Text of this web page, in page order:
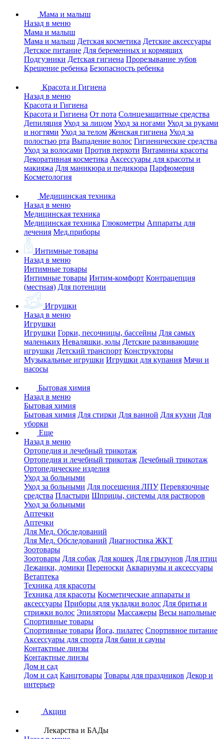
Мама и малыш
Назад в меню
Мама и малыш
Мама и малыш Детская косметика Детские аксессуары
Детское питание Для беременных и кормящих
Подгузники Детская гигиена Прорезывание зубов
Крещение ребенка Безопасность ребенка
Красота и Гигиена
Назад в меню
Красота и Гигиена
Красота и Гигиена От пота Солнцезащитные средства
Депиляция Уход за лицом Уход за ногами Уход за руками
и ногтями Уход за телом Женская гигиена Уход за
полостью рта Выпадение волос Гигиенические средства
Уход за волосами Против перхоти Витамины красоты
Декоративная косметика Аксессуары для красоты и
макияжа Для маникюра и педикюра Парфюмерия
Косметология
Медицинская техника
Назад в меню
Медицинская техника
Медицинская техника Глюкометры Аппараты для
лечения Мед.приборы
Интимные товары
Назад в меню
Интимные товары
Интимные товары Интим-комфорт Контрацепция
(местная) Для потенции
Игрушки
Назад в меню
Игрушки
Игрушки Горки, песочницы, бассейны Для самых
маленьких Неваляшки, юлы Детские развивающие
игрушки Детский транспорт Конструкторы
Музыкальные игрушки Игрушки для купания Мячи и
насосы
Бытовая химия
Назад в меню
Бытовая химия
Бытовая химия Для стирки Для ванной Для кухни Для
уборки
Еще
Назад в меню
Ортопедия и лечебный трикотаж
Ортопедия и лечебный трикотаж Лечебный трикотаж
Ортопедические изделия
Уход за больными
Уход за больными Для посещения ЛПУ Перевязочные
средства Пластыри Шприцы, системы для растворов
Уход за больными
Аптечки
Аптечки
Для Мед. Обследований
Для Мед. Обследований Диагностика ЖКТ
Зоотовары
Зоотовары Для собак Для кошек Для грызунов Для птиц
Лежанки, домики Переноски Аквариумы и аксессуары
Ветаптека
Техника для красоты
Техника для красоты Косметические аппараты и
аксессуары Приборы для укладки волос Для бритья и
стрижки волос Эпиляторы Массажеры Весы напольные
Спортивные товары
Спортивные товары Йога, пилатес Спортивное питание
Аксессуары для спорта Для бани и сауны
Контактные линзы
Контактные линзы
Дом и сад
Дом и сад Канцтовары Товары для праздников Декор и
интерьер
Акции
Лекарства и БАДы